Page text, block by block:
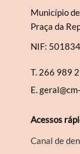
Município
Praça da
NIF:
T. 266 989
E.
Acessos
Canal de